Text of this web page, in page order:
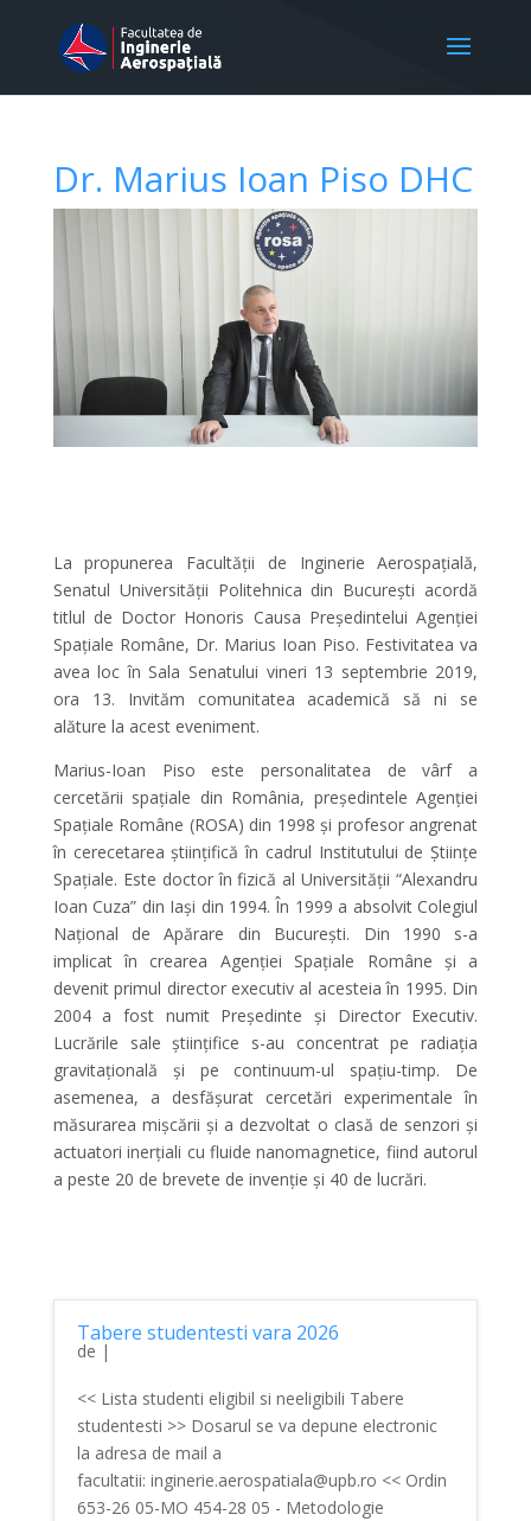
Dr. Marius Ioan Piso DHC
La propunerea Facultății de Inginerie Aerospațială,
Senatul Universității Politehnica din București acordă
titlul de Doctor Honoris Causa Președintelui Agenției
Spațiale Române, Dr. Marius Ioan Piso. Festivitatea va
avea loc în Sala Senatului vineri 13 septembrie 2019,
ora 13. Invităm comunitatea academică să ni se
alăture la acest eveniment.
Marius-Ioan Piso este personalitatea de vârf a
cercetării spațiale din România, președintele Agenției
Spațiale Române (ROSA) din 1998 și profesor angrenat
în cerecetarea științifică în cadrul Institutului de Științe
Spațiale. Este doctor în fizică al Universității “Alexandru
Ioan Cuza” din Iași din 1994. În 1999 a absolvit Colegiul
Național de Apărare din București. Din 1990 s-a
implicat în crearea Agenției Spațiale Române și a
devenit primul director executiv al acesteia în 1995. Din
2004 a fost numit Președinte și Director Executiv.
Lucrările sale științifice s-au concentrat pe radiația
gravitațională și pe continuum-ul spațiu-timp. De
asemenea, a desfășurat cercetări experimentale în
măsurarea mișcării și a dezvoltat o clasă de senzori și
actuatori inerțiali cu fluide nanomagnetice, fiind autorul
a peste 20 de brevete de invenție și 40 de lucrări.
Tabere studentesti vara 2026
de |
<< Lista studenti eligibil si neeligibili Tabere
studentesti >> Dosarul se va depune electronic
la adresa de mail a
facultatii: inginerie.aerospatiala@upb.ro << Ordin
653-26 05-MO 454-28 05 - Metodologie